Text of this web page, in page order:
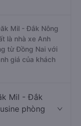
Mil - Đắk Nông
là nhà xe Anh
từ Đồng Nai với
giá của khách
Mil - Đắk
phòng